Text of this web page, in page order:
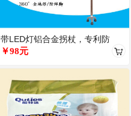
带LED灯铝合金拐杖，专利防
滑、手部磁疗
￥98元